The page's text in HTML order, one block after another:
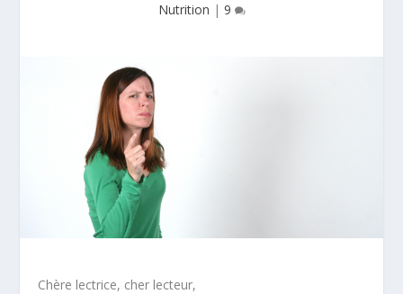
Nutrition | 9
Chère lectrice, cher lecteur,